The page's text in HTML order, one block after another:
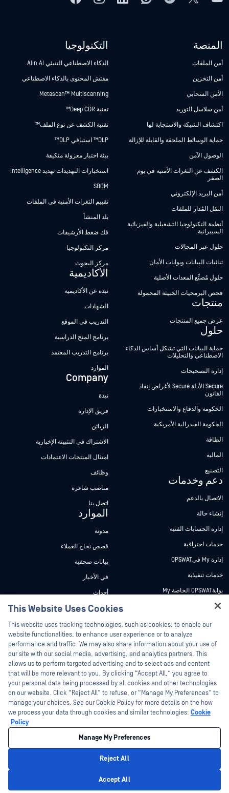
المنصة
أمن الملفات
أمن التخزين
الأمن السحابي
أمن سلاسل التوريد
اكتشاف الشبكة والاستجابة لها
حماية الوسائط الملحقة والقابلة للإزالة
الوصول الآمن
الكشف عن الثغرات الأمنية في يوم
الصفر
أمن البريد الإلكتروني
النقل المُدار للملفات
أنظمة التكنولوجيا التشغيلية والفيزيائية
السيبرانية
حلول عبر المجالات
ثنائيات البيانات وبوابات الأمان
حلول مُصنِّع المعدات الأصلية
فحص البرمجيات الخبيثة المحمولة
منتجات
عرض جميع المنتجات
حلول
حماية البيانات التي تشكل أساس الذكاء
الاصطناعي والتحليلات
إدارة التصحيحات
Secure الأدلة Secure لأغراض إنفاذ
القانون
الحكومة والدفاع والاستخبارات
الحكومة الفيدرالية الأمريكية
الطاقة
الماليه
التصنيع
دعم وخدمات
الاتصال بالدعم
إنشاء حالة
إدارة الحسابات الفنية
خدمات احترافية
إدارة My فيOPSWAT
خدمات تنفيذية
بوابةOPSWAT الخاصة My
وثائق تقنية
دورات تدريبية
برنامج الثغرات الأمنية
الشركاء
شهادات
شركاء التكنولوجيا
برنامج شركاء القنوات
التكنولوجيا
الذكاء الاصطناعي التنبئي Alin AI
مفتش المحتوى بالذكاء الاصطناعي
Metascan™ Multiscanning
تقنية Deep CDR™
تقنية الكشف عن نوع الملف™
DLP™ استباقي DLP™
بيئة اختبار معزولة متكيفة
استخبارات التهديدات تهديد Intelligence
SBOM
تقييم الثغرات الأمنية في الملفات
بلد المنشأ
فك ضغط الأرشيفات
مركز التكنولوجيا
مركز البحوث
الأكاديمية
نبذة عن الأكاديمية
الشهادات
التدريب في الموقع
برنامج المنح الدراسية
برنامج التدريب المعتمد
الموارد
Company
نبذة
فريق الإدارة
الزبائن
الاشتراك في التثبيتة الإخبارية
امتثال المنتجات الاعتمادات
وظائف
مناصب شاغرة
اتصل بنا
الموارد
مدونة
قصص نجاح العملاء
بيانات صحفية
في الأخبار
أحداث
ندوات عبر الإنترنت
أوراق البيانات
مستندات تقنية
أدوات مجانية
©2026 OPSWAT . جميع الحقوق محفوظة. OPSWAT و MetaDefender و Metascan و
MetaAccess OPSWAT و Trust no File. Trust No Device. و OPSWAT و Protecting the
OPSWAT العلامات التجارية الخاصة بالجهات الخارجية هي ملك لأصحابها المعنيين.
إدارة تفضيلات ملفات تعريف الارتباط
This Website Uses Cookies
This website uses tracking technologies, such as cookies, to enable our
website functionalities, to enhance user experience or to analyze
performance and traffic. We may also share information about your use of
our site with our social media, advertising, and analytics partners. This
allows us to perform targeted advertising and to select ads and content
that will be more relevant to you. By clicking “Accept All,” you agree to
your personal data being processed by all cookies and other technologies
on our website. Click “Reject All” to refuse, or “Manage My Preferences” to
manage your choices. See our Cookie Policy for more details on the how
we process your data through cookies and similar technologies: Cookie
Policy
Manage My Preferences
Reject All
Accept All
Hey there!
I'm Ozzy, your OPSWAT virtual assistant.
How can I help you secure what's critical
today?